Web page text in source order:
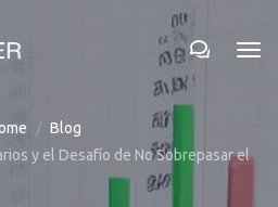
Blog
y el Desafío de No Sobrepasar el